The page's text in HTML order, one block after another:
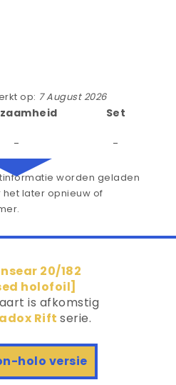
op: 7 August 2026
-
Set
-
worden geladen
later opnieuw of
20/182
holofoil]
is afkomstig
Riftserie.
holo versie